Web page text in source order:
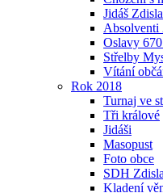
Jidáš
Absolventi
Oslavy
Střelby
Vítání
Rok 2018
Turnaj ve
Tři králové
Jidáši
Masopust
Foto obce
SDH
Kladení